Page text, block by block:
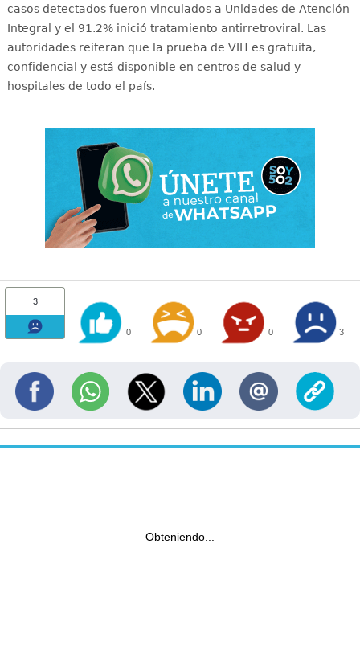
casos detectados fueron vinculados a Unidades de Atención
Integral y el 91.2% inició tratamiento antirretroviral . Las
autoridades reiteran que la prueba de VIH es gratuita,
confidencial y está disponible en centros de salud y
hospitales de todo el país.
3
0 0 0 3
Obteniendo...